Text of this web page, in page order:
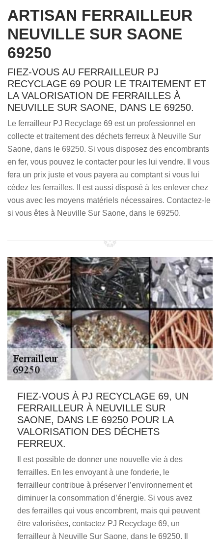
ARTISAN FERRAILLEUR
NEUVILLE SUR SAONE
69250
FIEZ-VOUS AU FERRAILLEUR PJ
RECYCLAGE 69 POUR LE TRAITEMENT ET
LA VALORISATION DE FERRAILLES À
NEUVILLE SUR SAONE, DANS LE 69250.
Le ferrailleur PJ Recyclage 69 est un professionnel en
collecte et traitement des déchets ferreux à Neuville Sur
Saone, dans le 69250. Si vous disposez des encombrants
en fer, vous pouvez le contacter pour les lui vendre. Il vous
fera un prix juste et vous payera au comptant si vous lui
cédez les ferrailles. Il est aussi disposé à les enlever chez
vous avec les moyens matériels nécessaires. Contactez-le
si vous êtes à Neuville Sur Saone, dans le 69250.
FIEZ-VOUS À PJ RECYCLAGE 69, UN
FERRAILLEUR À NEUVILLE SUR
SAONE, DANS LE 69250 POUR LA
VALORISATION DES DÉCHETS
FERREUX.
Il est possible de donner une nouvelle vie à des
ferrailles. En les envoyant à une fonderie, le
ferrailleur contribue à préserver l’environnement et
diminuer la consommation d’énergie. Si vous avez
des ferrailles qui vous encombrent, mais qui peuvent
être valorisées, contactez PJ Recyclage 69, un
ferrailleur à Neuville Sur Saone, dans le 69250. Il